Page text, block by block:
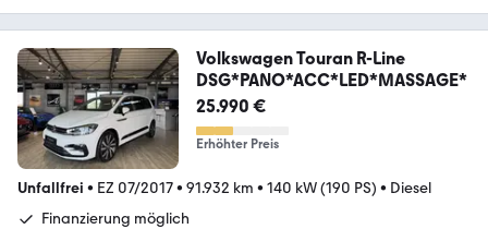
Volkswagen Touran R-Line
DSG*PANO*ACC*LED*MASSAGE*
25.990 €
Erhöhter Preis
Unfallfrei • EZ 07/2017• 91.932 km • 140 kW (190 PS) • Diesel
Finanzierung möglich